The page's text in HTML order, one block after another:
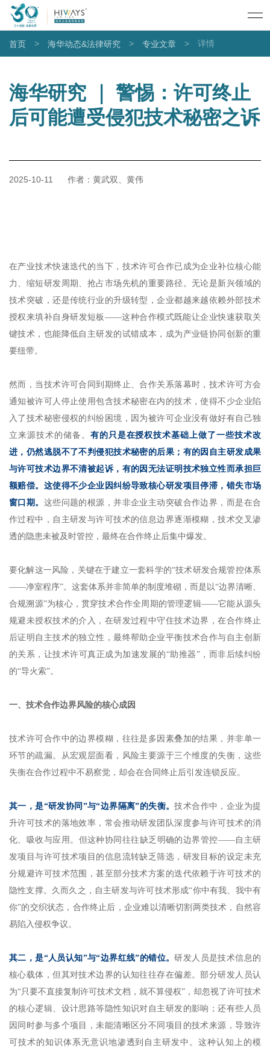
首页 > 海华动态&法律研究 > 专业文章 > 详情
海华研究 ｜ 警惕：许可终止
后可能遭受侵犯技术秘密之诉
2025-10-11 作者：黄武双、黄伟
在产业技术快速迭代的当下，技术许可合作已成为企业补位核心能
力、缩短研发周期、抢占市场先机的重要路径。无论是新兴领域的
技术突破，还是传统行业的升级转型，企业都越来越依赖外部技术
授权来填补自身研发短板——这种合作模式既能让企业快速获取关
键技术，也能降低自主研发的试错成本，成为产业链协同创新的重
要纽带。
然而，当技术许可合同到期终止、合作关系落幕时，技术许可方会
通知被许可人停止使用包含技术秘密在内的技术，使得不少企业陷
入了技术秘密侵权的纠纷困境，因为被许可企业没有做好有自己独
立来源技术的储备。 有的只是在授权技术基础上做了一些技术改
进，仍然逃脱不了不判侵犯技术秘密的后果；有的因自主研发成果
与许可技术边界不清被起诉，有的因无法证明技术独立性而承担巨
额赔偿。这使得不少企业因纠纷导致核心研发项目停滞，错失市场
窗口期。 这些问题的根源，并非企业主动突破合作边界，而是在合
作过程中，自主研发与许可技术的信息边界逐渐模糊，技术交叉渗
透的隐患未被及时管控，最终在合作终止后集中爆发。
要化解这一风险，关键在于建立一套科学的“技术研发合规管控体系
——净室程序”。这套体系并非简单的制度堆砌，而是以“边界清晰、
合规溯源”为核心，贯穿技术合作全周期的管理逻辑——它能从源头
规避未授权技术的介入，在研发过程中守住技术边界，在合作终止
后证明自主技术的独立性，最终帮助企业平衡技术合作与自主创新
的关系，让技术许可真正成为加速发展的“助推器”，而非后续纠纷
的“导火索”。
一、技术合作边界风险的核心成因
技术许可合作中的边界模糊，往往是多因素叠加的结果，并非单一
环节的疏漏。从宏观层面看，风险主要源于三个维度的失衡，这些
失衡在合作过程中不易察觉，却会在合同终止后引发连锁反应。
其一，是“研发协同”与“边界隔离”的失衡。技术合作中，企业为提
升许可技术的落地效率，常会推动研发团队深度参与许可技术的消
化、吸收与应用。但这种协同往往缺乏明确的边界管控——自主研
发项目与许可技术项目的信息流转缺乏筛选，研发目标的设定未充
分规避许可技术范围，甚至部分技术方案的迭代依赖于许可技术的
隐性支撑。久而久之，自主研发与许可技术形成“你中有我、我中有
你”的交织状态，合作终止后，企业难以清晰切割两类技术，自然容
易陷入侵权争议。
其二，是“人员认知”与“边界红线”的错位。研发人员是技术信息的
核心载体，但其对技术边界的认知往往存在偏差。部分研发人员认
为“只要不直接复制许可技术文档，就不算侵权”，却忽视了许可技术
的核心逻辑、设计思路等隐性知识对自主研发的影响；还有些人员
因同时参与多个项目，未能清晰区分不同项目的技术来源，导致许
可技术的知识体系无意识地渗透到自主研发中。这种认知上的模